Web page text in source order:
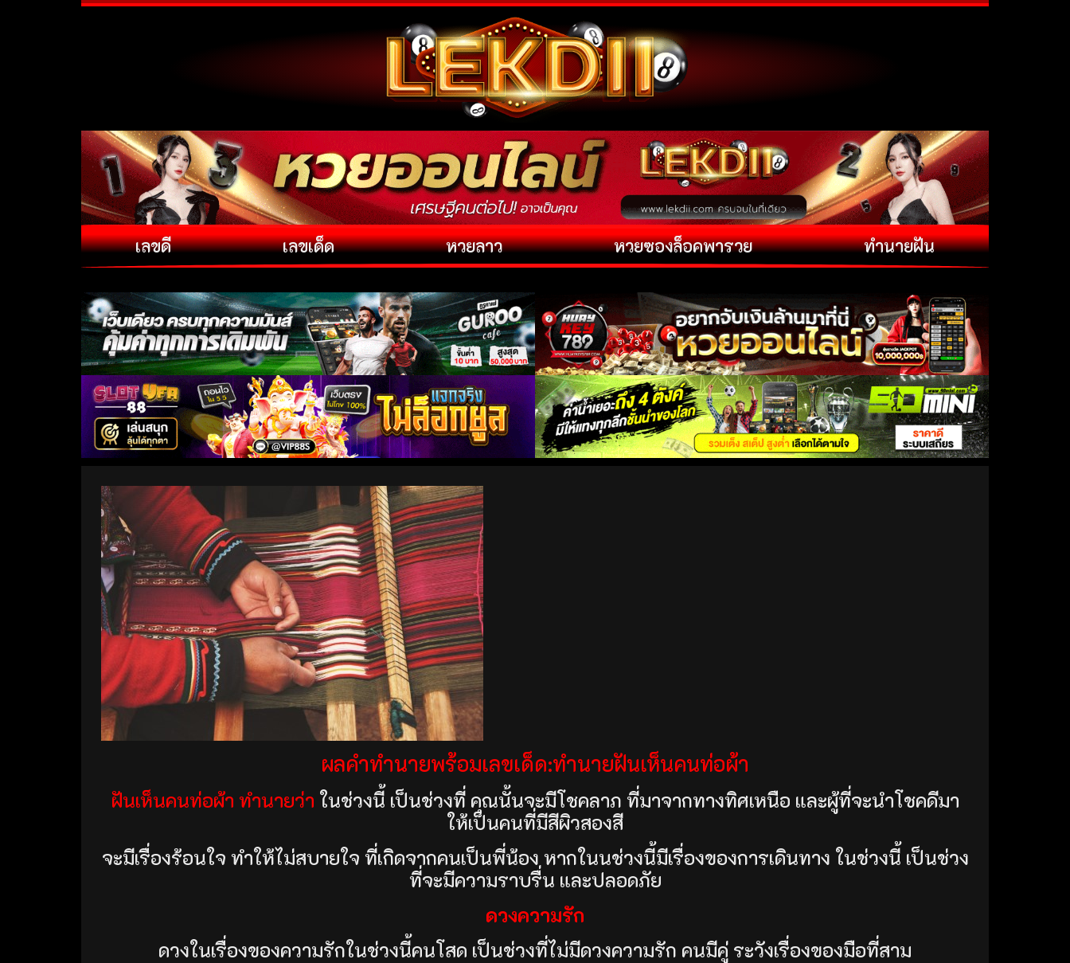
เลขดี เลขเด็ด หวยลาว หวยซองล็อคพารวย ทำนายฝัน
ผลคำทำนายพร้อมเลขเด็ด:ทำนายฝันเห็นคนท่อผ้า
ฝันเห็นคนท่อผ้า ทำนายว่า ในช่วงนี้ เป็นช่วงที่ คุณนั้นจะมีโชคลาภ ที่มาจากทางทิศเหนือ และผู้ที่จะนำโชคดีมา
ให้เป็นคนที่มีสีผิวสองสี
จะมีเรื่องร้อนใจ ทำให้ไม่สบายใจ ที่เกิดจากคนเป็นพี่น้อง หากในนช่วงนี้มีเรื่องของการเดินทาง ในช่วงนี้ เป็นช่วง
ที่จะมีความราบรื่น และปลอดภัย
ดวงความรัก
ดวงในเรื่องของความรักในช่วงนี้คนโสด เป็นช่วงที่ไม่มีดวงความรัก คนมีคู่ ระวังเรื่องของมือที่สาม